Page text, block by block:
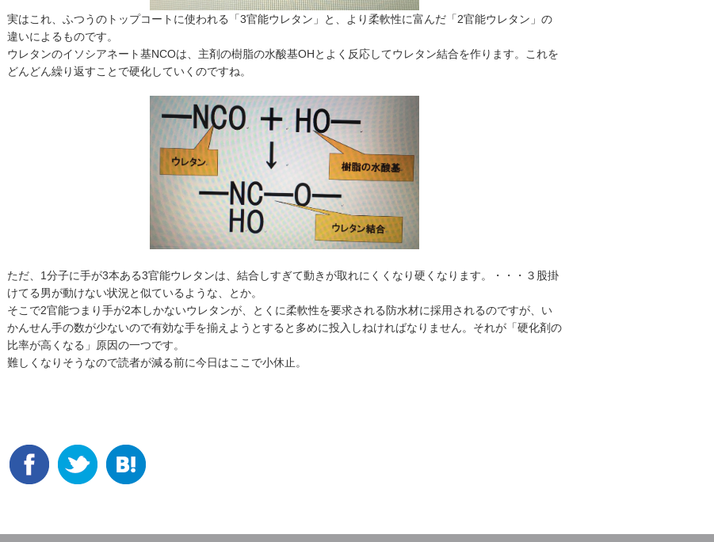
実はこれ、ふつうのトップコートに使われる「3官能ウレタン」と、より柔軟性に富んだ「2官能ウレタン」の
違いによるものです。
ウレタンのイソシアネート基NCOは、主剤の樹脂の水酸基OHとよく反応してウレタン結合を作ります。これを
どんどん繰り返すことで硬化していくのですね。
ただ、1分子に手が3本ある3官能ウレタンは、結合しすぎて動きが取れにくくなり硬くなります。・・・３股掛
けてる男が動けない状況と似ているような、とか。
そこで2官能つまり手が2本しかないウレタンが、とくに柔軟性を要求される防水材に採用されるのですが、い
かんせん手の数が少ないので有効な手を揃えようとすると多めに投入しねければなりません。それが「硬化剤の
比率が高くなる」原因の一つです。
難しくなりそうなので読者が減る前に今日はここで小休止。